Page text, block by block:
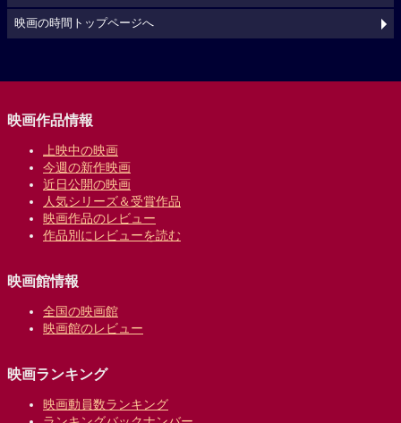
映画の時間トップページへ
映画作品情報
上映中の映画
今週の新作映画
近日公開の映画
人気シリーズ＆受賞作品
映画作品のレビュー
作品別にレビューを読む
映画館情報
全国の映画館
映画館のレビュー
映画ランキング
映画動員数ランキング